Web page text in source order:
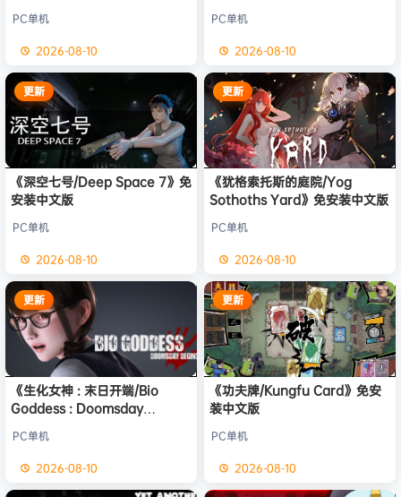
PC单机
2026-08-10
PC单机
2026-08-10
更新
《深空七号/Deep Space 7》免
安装中文版
PC单机
2026-08-10
更新
《犹格索托斯的庭院/Yog
Sothoths Yard》免安装中文版
PC单机
2026-08-10
更新
《生化女神 : 末日开端/Bio
Goddess : Doomsday
PC单机
2026-08-10
更新
《功夫牌/Kungfu Card》免安
装中文版
PC单机
2026-08-10